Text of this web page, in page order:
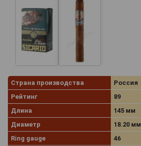
Страна производства
Россия
Рейтинг
89
Длина
145 мм
Диаметр
18.20 мм
Ring gauge
46